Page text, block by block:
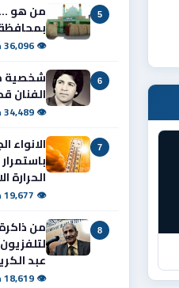
5
من هو
👁 36,096 مشاهدة
6
شخصية
الفنان
👁 34,489 مشاهدة
7
الانواء
الحرارة
👁 19,677 مشاهدة
8
من ذاكرة
عبد
👁 18,619 مشاهدة